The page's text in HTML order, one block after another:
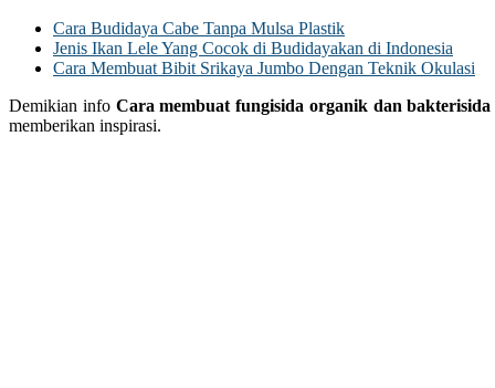
Cara Budidaya Cabe Tanpa Mulsa Plastik
Jenis Ikan Lele Yang Cocok di Budidayakan di Indonesia
Cara Membuat Bibit Srikaya Jumbo Dengan Teknik Okulasi
Demikian info Cara membuat fungisida organik dan
memberikan inspirasi.